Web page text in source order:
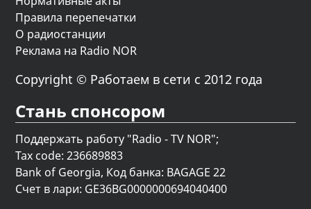
Правила перепечатки
О радиостанции
Реклама на Radio NOR
Copyright © Работаем в сети с 2012 года
Стань спонсором
Поддержать работу "Radio - TV NOR";
Tax code: 236689883
Bank of Georgia, Код банка: BAGAGE 22
Счет в лари: GE36BG0000000694040400